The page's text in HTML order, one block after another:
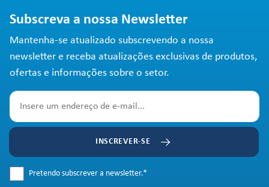
Subscreva a nossa Newsletter
Mantenha-se atualizado subscrevendo a nossa
newsletter e receba atualizações exclusivas de produtos,
ofertas e informações sobre o setor.
INSCREVER-SE
Pretendo subscrever a newsletter.*